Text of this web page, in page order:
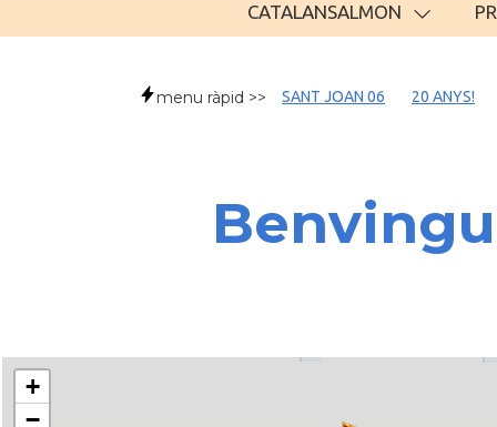
CATALANSALMON
menu ràpid >> SANT JOAN 06 20 ANYS!
+
−